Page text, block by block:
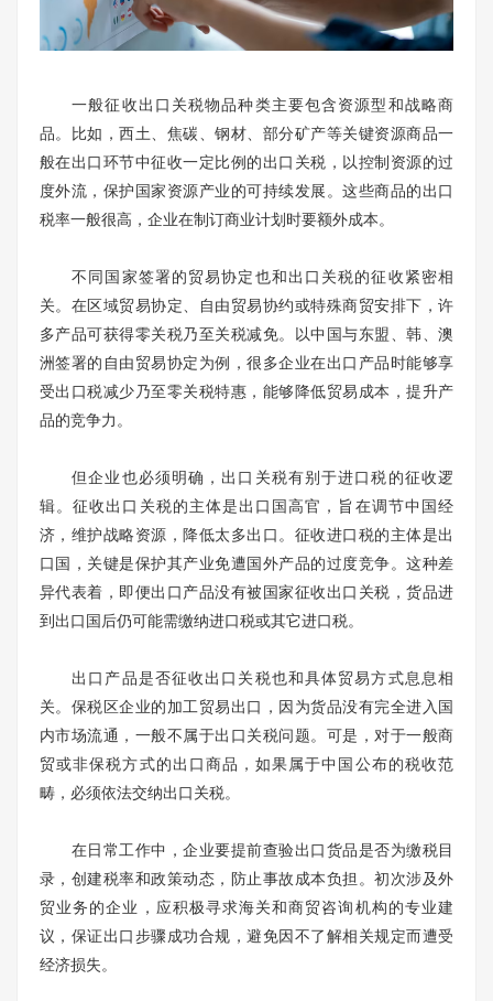
一般征收出口关税物品种类主要包含资源型和战略商
品。比如，西土、焦碳、钢材、部分矿产等关键资源商品一
般在出口环节中征收一定比例的出口关税，以控制资源的过
度外流，保护国家资源产业的可持续发展。这些商品的出口
税率一般很高，企业在制订商业计划时要额外成本。
不同国家签署的贸易协定也和出口关税的征收紧密相
关。在区域贸易协定、自由贸易协约或特殊商贸安排下，许
多产品可获得零关税乃至关税减免。以中国与东盟、韩、澳
洲签署的自由贸易协定为例，很多企业在出口产品时能够享
受出口税减少乃至零关税特惠，能够降低贸易成本，提升产
品的竞争力。
但企业也必须明确，出口关税有别于进口税的征收逻
辑。征收出口关税的主体是出口国高官，旨在调节中国经
济，维护战略资源，降低太多出口。征收进口税的主体是出
口国，关键是保护其产业免遭国外产品的过度竞争。这种差
异代表着，即便出口产品没有被国家征收出口关税，货品进
到出口国后仍可能需缴纳进口税或其它进口税。
出口产品是否征收出口关税也和具体贸易方式息息相
关。保税区企业的加工贸易出口，因为货品没有完全进入国
内市场流通，一般不属于出口关税问题。可是，对于一般商
贸或非保税方式的出口商品，如果属于中国公布的税收范
畴，必须依法交纳出口关税。
在日常工作中，企业要提前查验出口货品是否为缴税目
录，创建税率和政策动态，防止事故成本负担。初次涉及外
贸业务的企业，应积极寻求海关和商贸咨询机构的专业建
议，保证出口步骤成功合规，避免因不了解相关规定而遭受
经济损失。